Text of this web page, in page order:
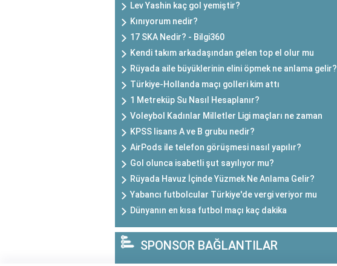
Lev Yashin kaç gol yemiştir?
Kınıyorum nedir?
17 SKA Nedir? - Bilgi360
Kendi takım arkadaşından gelen top el olur mu
Rüyada aile büyüklerinin elini öpmek ne anlama gelir?
Türkiye-Hollanda maçı golleri kim attı
1 Metreküp Su Nasıl Hesaplanır?
Voleybol Kadınlar Milletler Ligi maçları ne zaman
KPSS lisans A ve B grubu nedir?
AirPods ile telefon görüşmesi nasıl yapılır?
Gol olunca isabetli şut sayılıyor mu?
Rüyada Havuz İçinde Yüzmek Ne Anlama Gelir?
Yabancı futbolcular Türkiye'de vergi veriyor mu
Dünyanın en kısa futbol maçı kaç dakika
SPONSOR BAĞLANTILAR